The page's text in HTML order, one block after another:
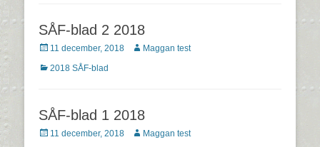
SÅF-blad 2 2018
Postades
11 december, 2018 Författare
Maggan test
Kategorier
2018 SÅF-blad
SÅF-blad 1 2018
Postades
11 december, 2018 Författare
Maggan test